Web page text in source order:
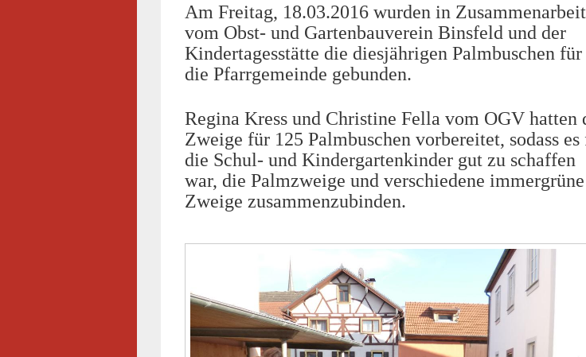
Am Freitag, 18.03.2016 wurden in Zusammenarbeit
vom Obst- und Gartenbauverein Binsfeld und der
Kindertagesstätte die diesjährigen Palmbuschen für
die Pfarrgemeinde gebunden.
Regina Kress und Christine Fella vom OGV hatten
Zweige für 125 Palmbuschen vorbereitet, sodass es
die Schul- und Kindergartenkinder gut zu schaffen
war, die Palmzweige und verschiedene immergrüne
Zweige zusammenzubinden.